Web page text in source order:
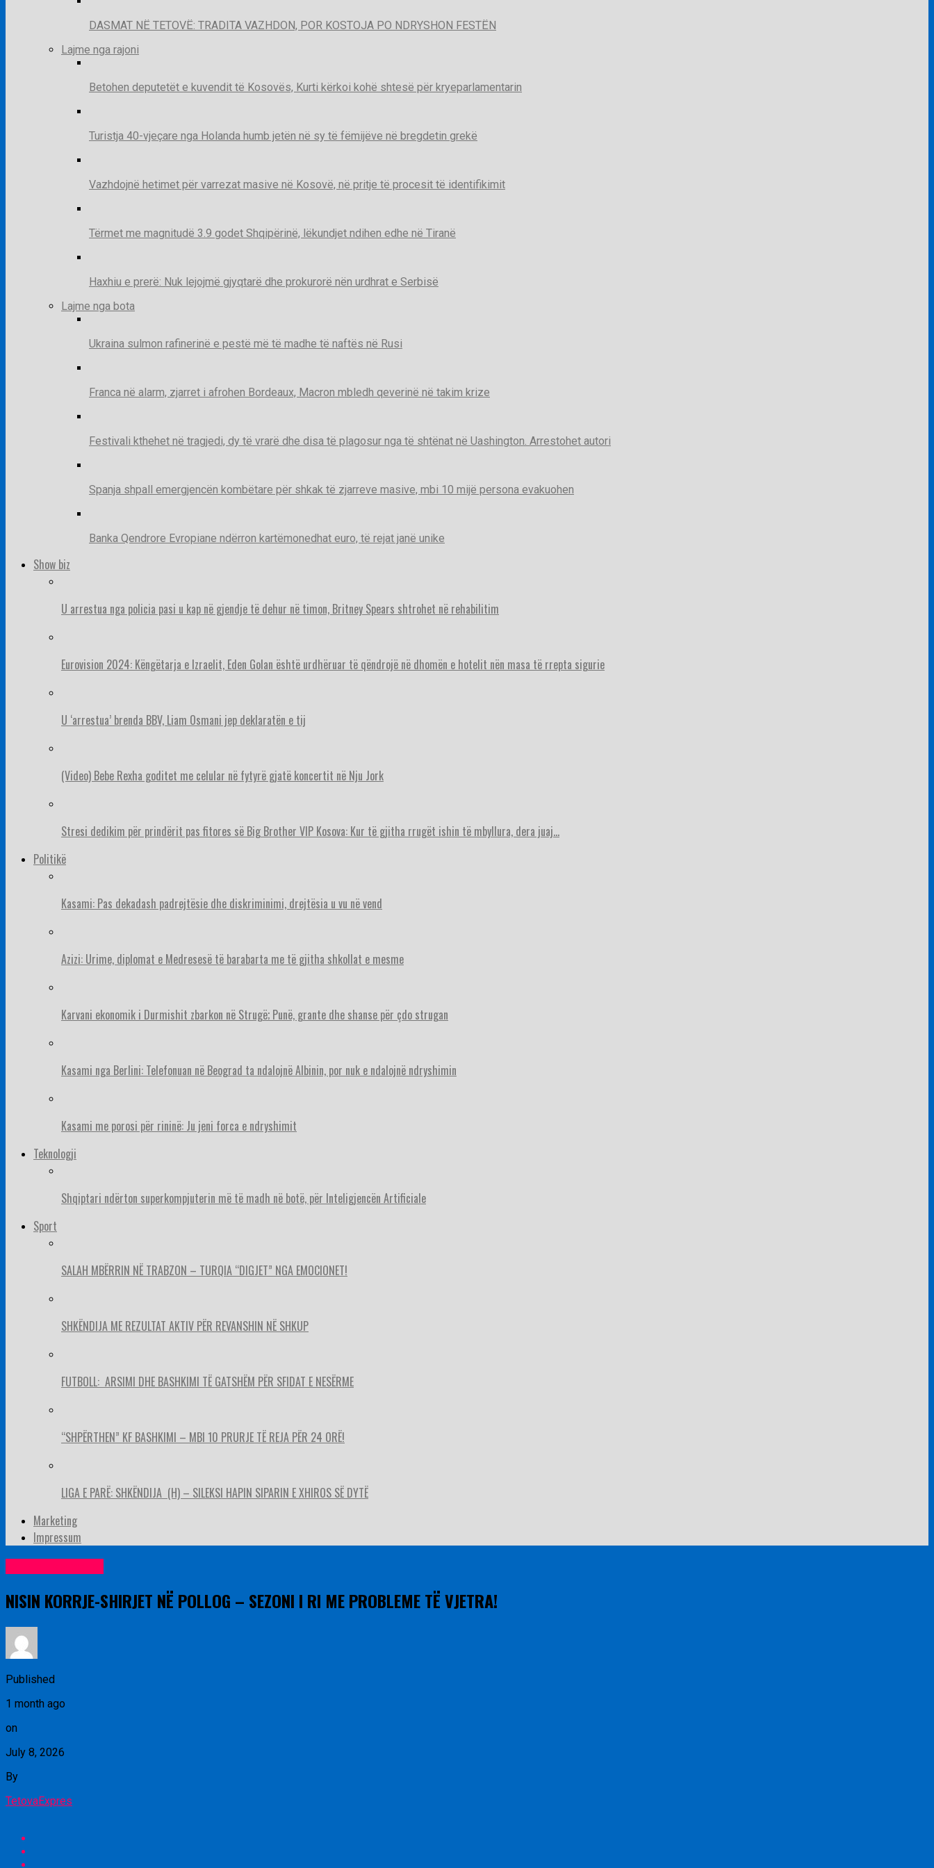
DASMAT NË TETOVË: TRADITA VAZHDON, POR KOSTOJA PO NDRYSHON FESTËN
Lajme nga rajoni
Betohen deputetët e kuvendit të Kosovës, Kurti kërkoi kohë shtesë për kryeparlamentarin
Turistja 40-vjeçare nga Holanda humb jetën në sy të fëmijëve në bregdetin grekë
Vazhdojnë hetimet për varrezat masive në Kosovë, në pritje të procesit të identifikimit
Tërmet me magnitudë 3.9 godet Shqipërinë, lëkundjet ndihen edhe në Tiranë
Haxhiu e prerë: Nuk lejojmë gjyqtarë dhe prokurorë nën urdhrat e Serbisë
Lajme nga bota
Ukraina sulmon rafinerinë e pestë më të madhe të naftës në Rusi
Franca në alarm, zjarret i afrohen Bordeaux, Macron mbledh qeverinë në takim krize
Festivali kthehet në tragjedi, dy të vrarë dhe disa të plagosur nga të shtënat në Uashington. Arrestohet autori
Spanja shpall emergjencën kombëtare për shkak të zjarreve masive, mbi 10 mijë persona evakuohen
Banka Qendrore Evropiane ndërron kartëmonedhat euro, të rejat janë unike
Show biz
U arrestua nga policia pasi u kap në gjendje të dehur në timon, Britney Spears shtrohet në rehabilitim
Eurovision 2024: Këngëtarja e Izraelit, Eden Golan është urdhëruar të qëndrojë në dhomën e hotelit nën masa të rrepta sigurie
U ‘arrestua’ brenda BBV, Liam Osmani jep deklaratën e tij
(Video) Bebe Rexha goditet me celular në fytyrë gjatë koncertit në Nju Jork
Stresi dedikim për prindërit pas fitores së Big Brother VIP Kosova: Kur të gjitha rrugët ishin të mbyllura, dera juaj…
Politikë
Kasami: Pas dekadash padrejtësie dhe diskriminimi, drejtësia u vu në vend
Azizi: Urime, diplomat e Medresesë të barabarta me të gjitha shkollat e mesme
Karvani ekonomik i Durmishit zbarkon në Strugë; Punë, grante dhe shanse për çdo strugan
Kasami nga Berlini: Telefonuan në Beograd ta ndalojnë Albinin, por nuk e ndalojnë ndryshimin
Kasami me porosi për rininë: Ju jeni forca e ndryshimit
Teknologji
Shqiptari ndërton superkompjuterin më të madh në botë, për Inteligjencën Artificiale
Sport
SALAH MBËRRIN NË TRABZON – TURQIA “DIGJET” NGA EMOCIONET!
SHKËNDIJA ME REZULTAT AKTIV PËR REVANSHIN NË SHKUP
FUTBOLL: ARSIMI DHE BASHKIMI TË GATSHËM PËR SFIDAT E NESËRME
“SHPËRTHEN” KF BASHKIMI – MBI 10 PRURJE TË REJA PËR 24 ORË!
LIGA E PARË: SHKËNDIJA (H) – SILEKSI HAPIN SIPARIN E XHIROS SË DYTË
Marketing
Impressum
NISIN KORRJE-SHIRJET NË POLLOG – SEZONI I RI ME PROBLEME TË VJETRA!
Published
1 month ago
on
July 8, 2026
By
TetovaExpres